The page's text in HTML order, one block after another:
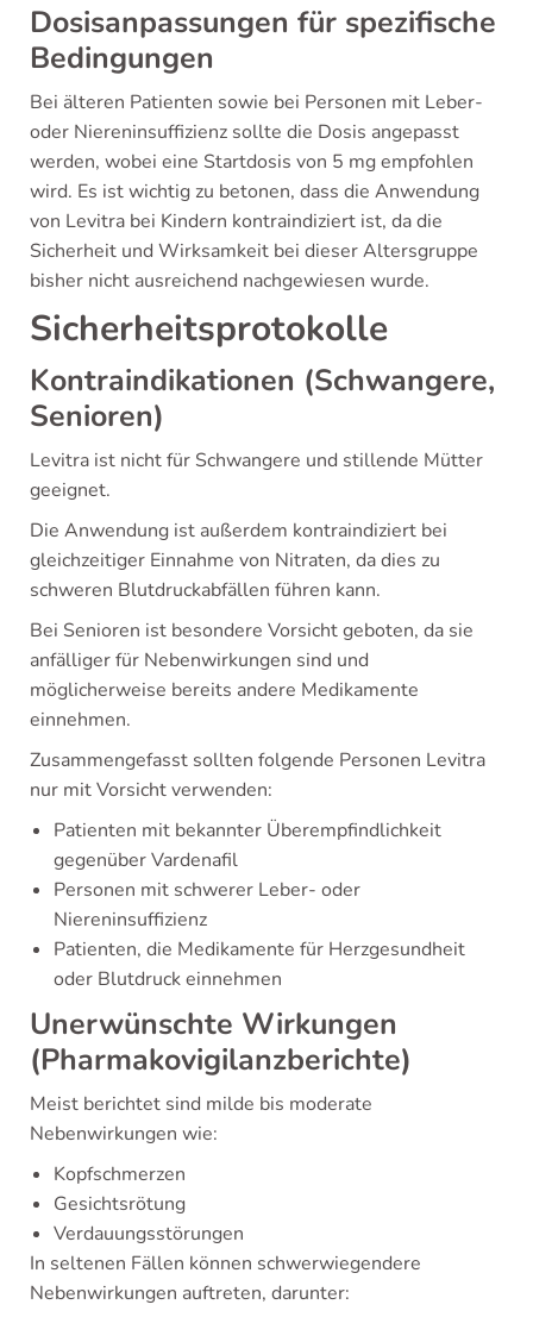
Dosisanpassungen für spezifische
Bedingungen
Bei älteren Patienten sowie bei Personen mit Leber-
oder Niereninsuffizienz sollte die Dosis angepasst
werden, wobei eine Startdosis von 5 mg empfohlen
wird. Es ist wichtig zu betonen, dass die Anwendung
von Levitra bei Kindern kontraindiziert ist, da die
Sicherheit und Wirksamkeit bei dieser Altersgruppe
bisher nicht ausreichend nachgewiesen wurde.
Sicherheitsprotokolle
Kontraindikationen (Schwangere,
Senioren)
Levitra ist nicht für Schwangere und stillende Mütter
geeignet.
Die Anwendung ist außerdem kontraindiziert bei
gleichzeitiger Einnahme von Nitraten, da dies zu
schweren Blutdruckabfällen führen kann.
Bei Senioren ist besondere Vorsicht geboten, da sie
anfälliger für Nebenwirkungen sind und
möglicherweise bereits andere Medikamente
einnehmen.
Zusammengefasst sollten folgende Personen Levitra
nur mit Vorsicht verwenden:
Patienten mit bekannter Überempfindlichkeit
gegenüber Vardenafil
Personen mit schwerer Leber- oder
Niereninsuffizienz
Patienten, die Medikamente für Herzgesundheit
oder Blutdruck einnehmen
Unerwünschte Wirkungen
(Pharmakovigilanzberichte)
Meist berichtet sind milde bis moderate
Nebenwirkungen wie:
Kopfschmerzen
Gesichtsrötung
Verdauungsstörungen
In seltenen Fällen können schwerwiegendere
Nebenwirkungen auftreten, darunter: